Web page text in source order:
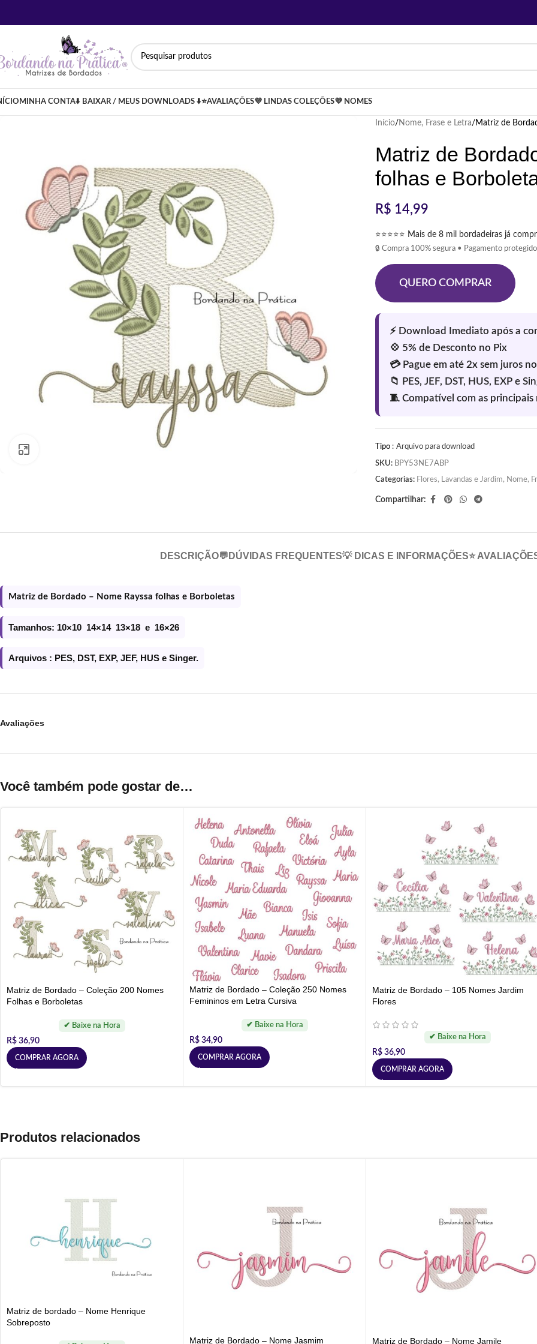
MINHA CONTA⬇️ BAIXAR / MEUS DOWNLOADS ⬇️⭐AVALIAÇÕES💜 LINDAS COLEÇÕES💜 NOMES
Início Nome, Frase e Letra Matriz de
Matriz de
folhas e
R$ 14,99
⭐⭐⭐⭐⭐ Mais de 8 mil bordadeiras já
🔒 Compra 100% segura • Pagamento
QUERO COMPRAR
Tipo : Arquivo para download
SKU: BPY53NE7ABP
Categorias: Flores, Lavandas e Jardim, Nome,
Compartilhar:
DESCRIÇÃO💬DÚVIDAS FREQUENTES💡 DICAS E INFORMAÇÕES⭐
Matriz de Bordado – Nome Rayssa folhas e Borboletas
Tamanhos: 10×10 14×14 13×18 e 16×26
Arquivos : PES, DST, EXP, JEF, HUS e Singer.
Avaliações
Você também pode gostar de…
Matriz de Bordado – Coleção 200 Nomes
Folhas e Borboletas
R$ 36,90
COMPRAR AGORA
Matriz de Bordado – Coleção 250 Nomes
Femininos em Letra Cursiva
R$ 34,90
COMPRAR AGORA
Matriz de Bordado – 105 Nomes Jardim
Flores
R$ 36,90
COMPRAR AGORA
Produtos relacionados
Matriz de bordado – Nome Henrique
Sobreposto
Matriz de Bordado – Nome Jasmim
Matriz de Bordado – Nome Jamile